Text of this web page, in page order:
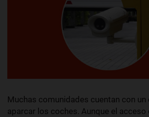
Muchas comunidades cuentan con un
aparcar los coches. Aunque el acceso